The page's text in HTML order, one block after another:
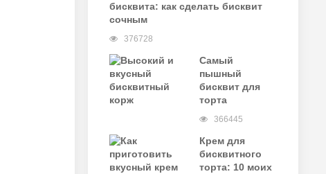
бисквита: как сделать бисквит
сочным
376728
Самый
пышный
бисквит для
торта
366445
Крем для
бисквитного
торта: 10 моих